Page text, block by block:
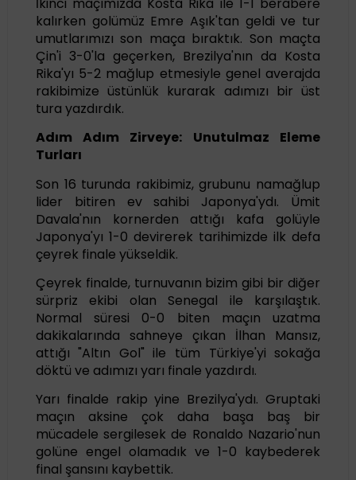
kalırken golümüz Emre Aşık'tan geldi ve tur
umutlarımızı son maça bıraktık. Son maçta
Çin'i 3-0'la geçerken, Brezilya'nın da Kosta
Rika'yı 5-2 mağlup etmesiyle genel averajda
rakibimize üstünlük kurarak adımızı bir üst
tura yazdırdık.
Adım Adım Zirveye: Unutulmaz Eleme
Turları
Son 16 turunda rakibimiz, grubunu namağlup
lider bitiren ev sahibi Japonya'ydı. Ümit
Davala'nın kornerden attığı kafa golüyle
Japonya'yı 1-0 devirerek tarihimizde ilk defa
çeyrek finale yükseldik.
Çeyrek finalde, turnuvanın bizim gibi bir diğer
sürpriz ekibi olan Senegal ile karşılaştık.
Normal süresi 0-0 biten maçın uzatma
dakikalarında sahneye çıkan İlhan Mansız,
attığı "Altın Gol" ile tüm Türkiye'yi sokağa
döktü ve adımızı yarı finale yazdırdı.
Yarı finalde rakip yine Brezilya'ydı. Gruptaki
maçın aksine çok daha başa baş bir
mücadele sergilesek de Ronaldo Nazario'nun
golüne engel olamadık ve 1-0 kaybederek
final şansını kaybettik.